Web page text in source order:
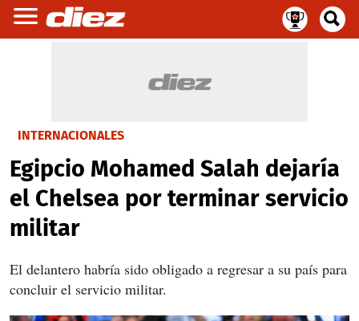
INTERNACIONALES
Egipcio Mohamed Salah dejaría
el Chelsea por terminar servicio
militar
El delantero habría sido obligado a regresar a su país para
concluir el servicio militar.